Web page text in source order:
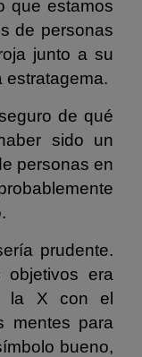
que estamos
de personas
junto a su
estratagema.
de qué
sido un
personas en
prudente.
era
la X con el
mentes para
bueno,